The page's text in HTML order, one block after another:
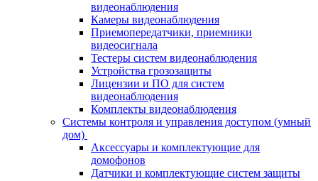
видеонаблюдения
Камеры видеонаблюдения
Приемопередатчики, приемники
видеосигнала
Тестеры систем видеонаблюдения
Устройства грозозащиты
Лицензии и ПО для систем
видеонаблюдения
Комплекты видеонаблюдения
Системы контроля и управления доступом (умный
дом)
Аксессуары и комплектующие для
домофонов
Датчики и комплектующие систем защиты